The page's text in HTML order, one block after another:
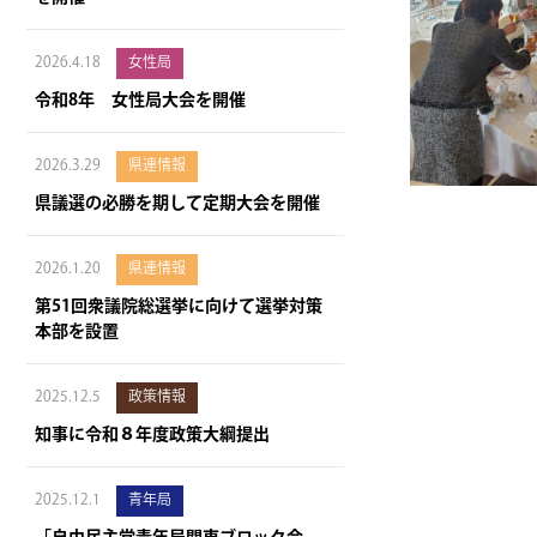
2026.4.18 女性局
令和8年 女性局大会を開催
2026.3.29 県連情報
県議選の必勝を期して定期大会を開催
2026.1.20 県連情報
第51回衆議院総選挙に向けて選挙対策
本部を設置
2025.12.5 政策情報
知事に令和８年度政策大綱提出
2025.12.1 青年局